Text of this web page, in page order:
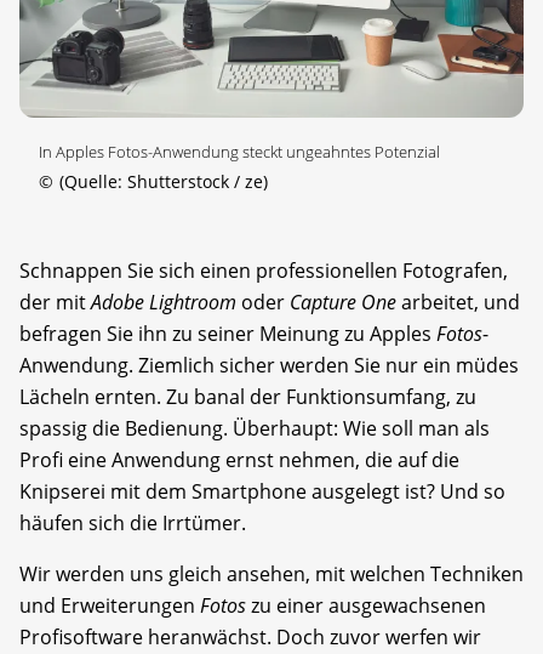
In Apples Fotos-Anwendung steckt ungeahntes Potenzial
© (Quelle: Shutterstock / ze)
Schnappen Sie sich einen professionellen Fotografen,
der mitAdobe Lightroom oder Capture Onearbeitet, und
befragen Sie ihn zu seiner Meinung zu Apples Fotos-
Anwendung. Ziemlich sicher werden Sie nur ein müdes
Lächeln ernten. Zu banal der Funktionsumfang, zu
spassig die Bedienung. Überhaupt: Wie soll man als
Profi eine Anwendung ernst nehmen, die auf die
Knipserei mit dem Smartphone ausgelegt ist? Und so
häufen sich die Irrtümer.
Wir werden uns gleich ansehen, mit welchen Techniken
und Erweiterungen Fotoszu einer ausgewachsenen
Profisoftware heranwächst. Doch zuvor werfen wir